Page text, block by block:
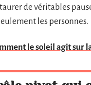
de véritables
les personnes.
le soleil agit sur